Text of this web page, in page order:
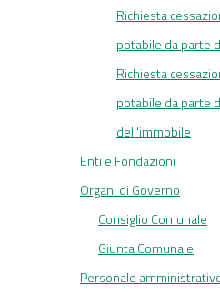
Richiesta
potabile da parte
Richiesta
potabile da parte
dell'immobile
Enti e Fondazioni
Organi di Governo
Consiglio Comunale
Giunta Comunale
Personale